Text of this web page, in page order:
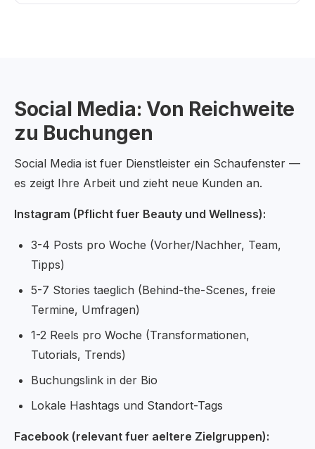
Social Media: Von Reichweite
zu Buchungen
Social Media ist fuer Dienstleister ein Schaufenster —
es zeigt Ihre Arbeit und zieht neue Kunden an.
Instagram (Pflicht fuer Beauty und Wellness):
3-4 Posts pro Woche (Vorher/Nachher, Team,
Tipps)
5-7 Stories taeglich (Behind-the-Scenes, freie
Termine, Umfragen)
1-2 Reels pro Woche (Transformationen,
Tutorials, Trends)
Buchungslink in der Bio
Lokale Hashtags und Standort-Tags
Facebook (relevant fuer aeltere Zielgruppen):